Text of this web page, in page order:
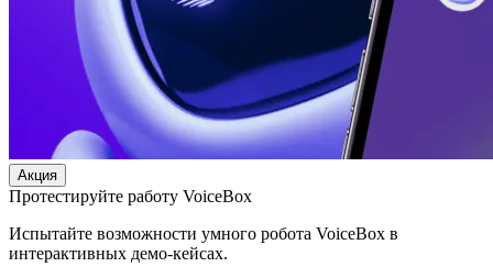
Акция
Протестируйте работу VoiceBox
Испытайте возможности умного робота VoiceBox в
интерактивных демо-кейсах.